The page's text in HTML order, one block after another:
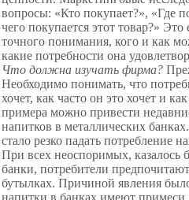
вопросы: «Кто покупает?», «Где
чего покупается этот товар?»
точного понимания, кого и как
какие потребности она
Что должна изучать фирма?
Необходимо понимать, что
хочет, как часто он это хочет и
примера можно привести
напитков в металлических
стало резко падать потребление
При всех неоспоримых, казалось
банки, потребители
бутылках. Причиной явления